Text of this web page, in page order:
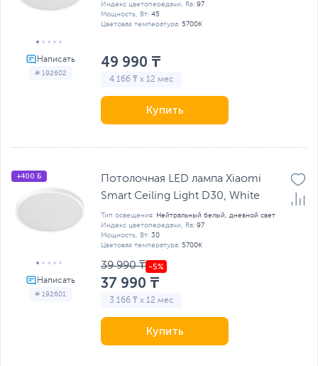
# 192602
Индекс цветопередачи, Ra: 97
Мощность, Вт: 45
Цветовая температура: 5700K
49 990 ₸
4 166 ₸ x 12 мес
Купить
# 192601
+400 Б
Потолочная LED лампа Xiaomi
Smart Ceiling Light D30, White
Тип освещения: Нейтральный белый, дневной свет
Индекс цветопередачи, Ra: 97
Мощность, Вт: 30
Цветовая температура: 5700K
39 990 ₸
37 990 ₸
3 166 ₸ x 12 мес
Купить